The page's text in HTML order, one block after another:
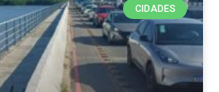
CIDADES